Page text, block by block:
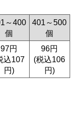
～400
個
401～500
個
97円
込107
円)
96円
(税込106
円)